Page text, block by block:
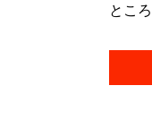
とこ